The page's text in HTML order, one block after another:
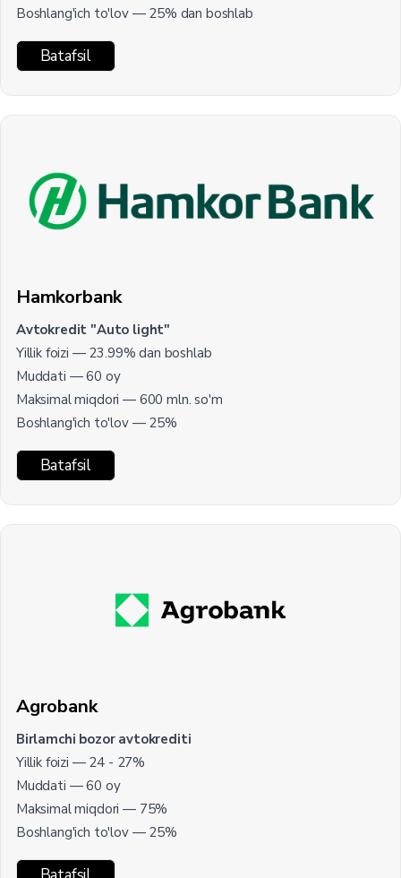
Boshlang'ich to'lov — 25% dan boshlab
Batafsil
Hamkorbank
Avtokredit "Auto light"
Yillik foizi — 23.99% dan boshlab
Muddati — 60 oy
Maksimal miqdori — 600 mln. so'm
Boshlang'ich to'lov — 25%
Batafsil
Agrobank
Birlamchi bozor avtokrediti
Yillik foizi — 24 - 27%
Muddati — 60 oy
Maksimal miqdori — 75%
Boshlang'ich to'lov — 25%